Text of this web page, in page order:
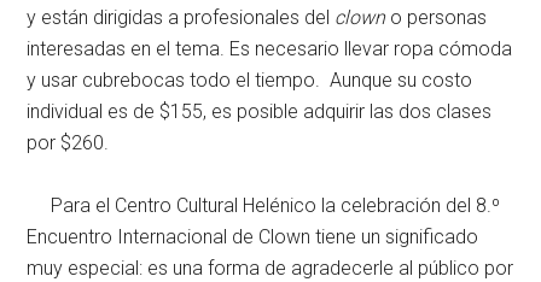
y están dirigidas a profesionales del clowno personas
interesadas en el tema. Es necesario llevar ropa cómoda
y usar cubrebocas todo el tiempo. Aunque su costo
individual es de $155, es posible adquirir las dos clases
por $260.
Para el Centro Cultural Helénico la celebración del 8.º
Encuentro Internacional de Clown tiene un significado
muy especial: es una forma de agradecerle al público por